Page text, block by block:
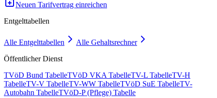
Neuen Tarifvertrag einreichen
Entgelttabellen
Alle Entgelttabellen
Alle Gehaltsrechner
Öffentlicher Dienst
TVöD Bund TabelleTVöD VKA TabelleTV-L TabelleTV-H
TabelleTV-V TabelleTV-WW TabelleTVöD SuE TabelleTV-
Autobahn TabelleTVöD-P (Pflege) Tabelle